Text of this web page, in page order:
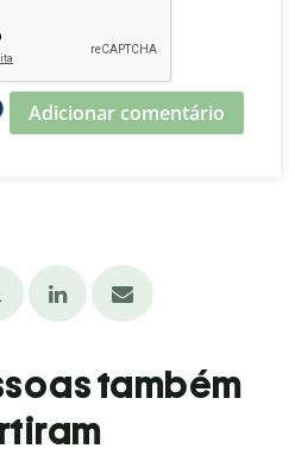
Adicionar comentário
também